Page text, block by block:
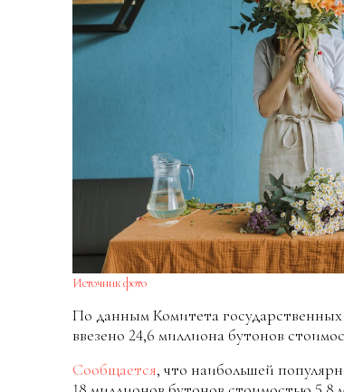
Источник фото
По данным Комитета государственных
ввезено 24,6 миллиона бутонов
Сообщается, что наибольшей